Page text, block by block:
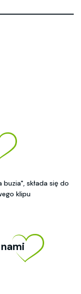
składa się do
klipu